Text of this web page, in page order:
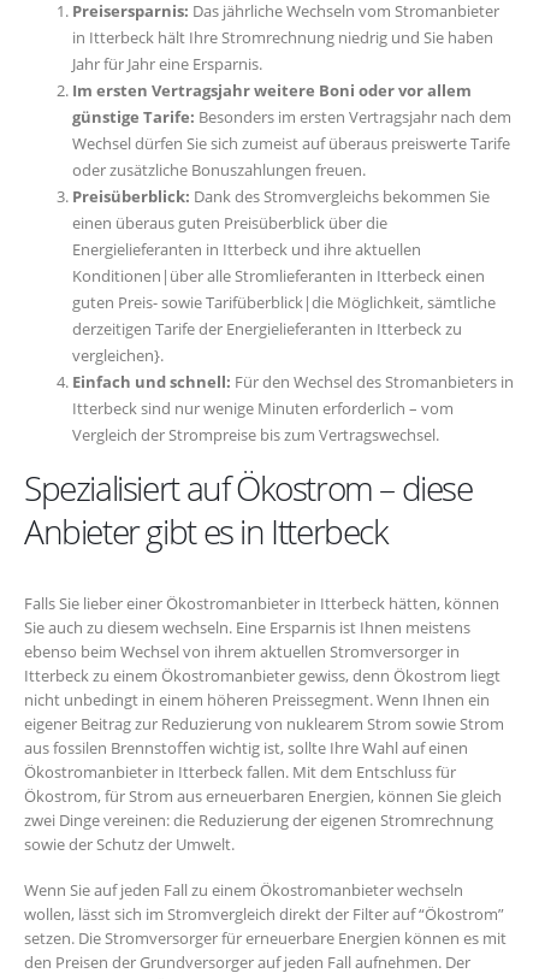
Preisersparnis: Das jährliche Wechseln vom Stromanbieter
in Itterbeck hält Ihre Stromrechnung niedrig und Sie haben
Jahr für Jahr eine Ersparnis.
Im ersten Vertragsjahr weitere Boni oder vor allem
günstige Tarife: Besonders im ersten Vertragsjahr nach dem
Wechsel dürfen Sie sich zumeist auf überaus preiswerte Tarife
oder zusätzliche Bonuszahlungen freuen.
Preisüberblick: Dank des Stromvergleichs bekommen Sie
einen überaus guten Preisüberblick über die
Energielieferanten in Itterbeck und ihre aktuellen
Konditionen|über alle Stromlieferanten in Itterbeck einen
guten Preis- sowie Tarifüberblick|die Möglichkeit, sämtliche
derzeitigen Tarife der Energielieferanten in Itterbeck zu
vergleichen}.
Einfach und schnell: Für den Wechsel des Stromanbieters in
Itterbeck sind nur wenige Minuten erforderlich – vom
Vergleich der Strompreise bis zum Vertragswechsel.
Spezialisiert auf Ökostrom – diese
Anbieter gibt es in Itterbeck
Falls Sie lieber einer Ökostromanbieter in Itterbeck hätten, können
Sie auch zu diesem wechseln. Eine Ersparnis ist Ihnen meistens
ebenso beim Wechsel von ihrem aktuellen Stromversorger in
Itterbeck zu einem Ökostromanbieter gewiss, denn Ökostrom liegt
nicht unbedingt in einem höheren Preissegment. Wenn Ihnen ein
eigener Beitrag zur Reduzierung von nuklearem Strom sowie Strom
aus fossilen Brennstoffen wichtig ist, sollte Ihre Wahl auf einen
Ökostromanbieter in Itterbeck fallen. Mit dem Entschluss für
Ökostrom, für Strom aus erneuerbaren Energien, können Sie gleich
zwei Dinge vereinen: die Reduzierung der eigenen Stromrechnung
sowie der Schutz der Umwelt.
Wenn Sie auf jeden Fall zu einem Ökostromanbieter wechseln
wollen, lässt sich im Stromvergleich direkt der Filter auf “Ökostrom”
setzen. Die Stromversorger für erneuerbare Energien können es mit
den Preisen der Grundversorger auf jeden Fall aufnehmen. Der